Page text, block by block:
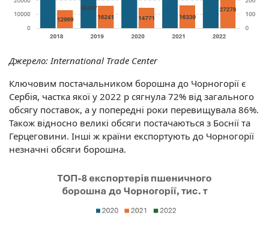
Джерело:International Trade Center
Ключовим постачальником борошна до Чорногорії є
Сербія, частка якої у 2022 р сягнула 72% від загального
обсягу поставок, а у попередні роки перевищувала 86%.
Також відносно великі обсяги постачаються з Боснії та
Герцеговини. Інші ж країни експортують до Чорногорії
незначні обсяги борошна.